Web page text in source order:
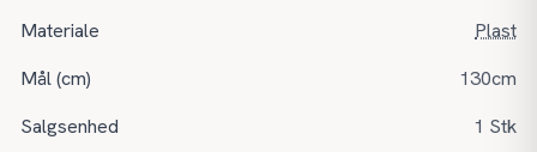
Materiale
Plast
Mål (cm)
130cm
Salgsenhed
1 Stk